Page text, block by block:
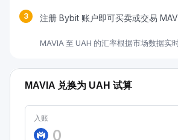
3 注册 Bybit 账户即可买卖或交易
MAVIA 至 UAH 的汇率根据市场数据实时
MAVIA 兑换为 UAH 试算
入账